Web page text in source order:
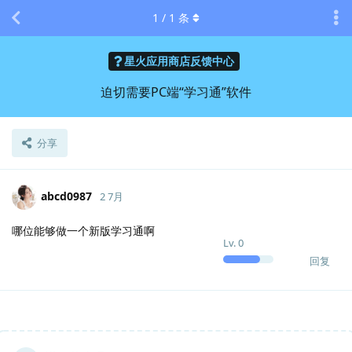
星火应用商店反馈中心
迫切需要PC端“学习通”软件
分享
1 / 1 条
abcd0987
Lv.0
2 7月
哪位能够做一个新版学习通啊
回复